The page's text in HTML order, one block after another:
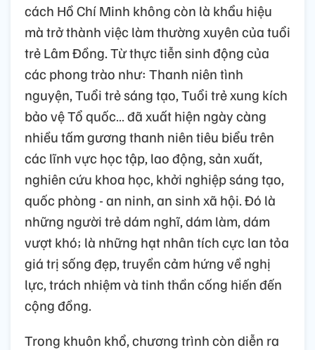
cách Hồ Chí Minh không còn là khẩu hiệu
mà trở thành việc làm thường xuyên của tuổi
trẻ Lâm Đồng. Từ thực tiễn sinh động của
các phong trào như: Thanh niên tình
nguyện, Tuổi trẻ sáng tạo, Tuổi trẻ xung kích
bảo vệ Tổ quốc… đã xuất hiện ngày càng
nhiều tấm gương thanh niên tiêu biểu trên
các lĩnh vực học tập, lao động, sản xuất,
nghiên cứu khoa học, khởi nghiệp sáng tạo,
quốc phòng - an ninh, an sinh xã hội. Đó là
những người trẻ dám nghĩ, dám làm, dám
vượt khó; là những hạt nhân tích cực lan tỏa
giá trị sống đẹp, truyền cảm hứng về nghị
lực, trách nhiệm và tinh thần cống hiến đến
cộng đồng.
Trong khuôn khổ, chương trình còn diễn ra